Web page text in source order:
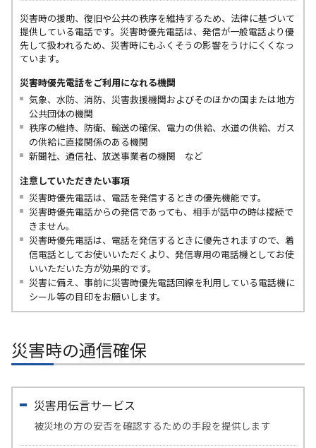
災害時の援助、復旧や公共の秩序を維持するため、法律に基づいて
提供している電話です。災害時優先電話は、発信が一般電話より優
先して扱われるため、災害時にもふくそうの影響をうけにくくなっ
ています。
災害時優先電話をご利用になれる機関
気象、水防、消防、災害救援機関およびそのほかの国または地方
公共団体の機関
秩序の維持、防衛、輸送の確保、電力の供給、水道の供給、ガス
の供給に直接関係のある機関
新聞社、通信社、放送事業者の機関 など
注意していただきたい事項
災害時優先電話は、電話を発信するときの優先機能です。
災害時優先電話からの発信であっても、相手が話中の時は接続で
きません。
災害時優先電話は、電話を発信するときに優先されますので、着
信電話としてお使いいただくより、発信専用の電話機としてお使
いいただいた方が効果的です。
災害に備え、事前に災害時優先電話回線を利用している電話機に
シール等の目印をお願いします。
災害時の通信確保
災害用伝言サービス
被災地の方の安否を確認するための手段を提供します